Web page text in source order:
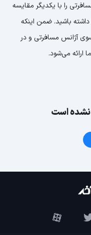
را با یکدیگر مقایسه
داشته باشید. ضمن اینکه
آژانس مسافرتی و در
ارائه می‌شود.
نشده است